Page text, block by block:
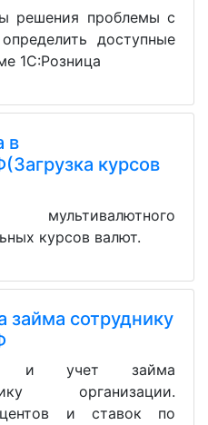
решения проблемы с
доступные
1С:Розница
в
курсов
мультивалютного
курсов валют.
займа сотруднику
и учет займа
организации.
и ставок по